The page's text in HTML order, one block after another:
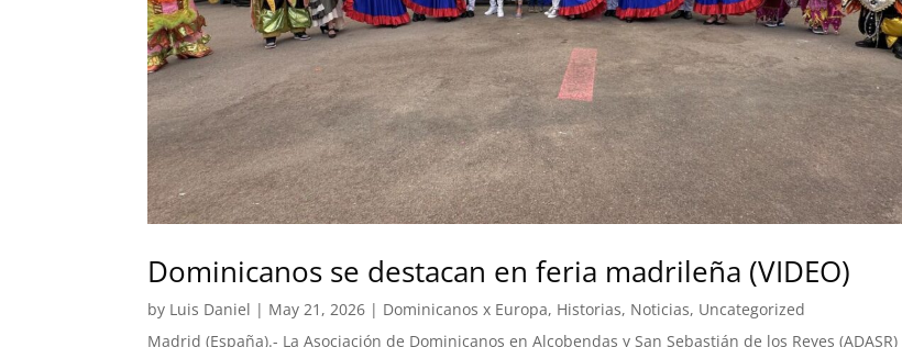
Dominicanos se destacan en feria madrileña (VIDEO)
by Luis Daniel | May 21, 2026 | Dominicanos x Europa, Historias, Noticias, Uncategorized
Madrid (España).- La Asociación de Dominicanos en Alcobendas y San Sebastián de los Reyes (ADASR)